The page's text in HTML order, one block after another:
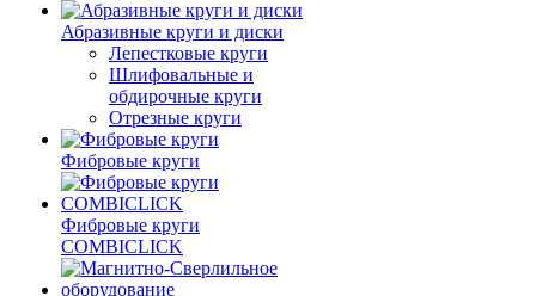
Абразивные круги и диски
Лепестковые круги
Шлифовальные и
обдирочные круги
Отрезные круги
Фибровые круги
Фибровые круги
COMBICLICK